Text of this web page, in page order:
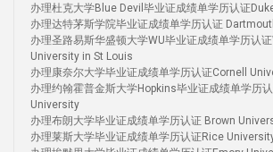
办理杜克大学Blue Devil毕业证成绩单学历认证
办理达特茅斯学院毕业证成绩单学历认证
办理圣路易斯华盛顿大学WU毕业证成绩单学历认
University in St Louis
办理康奈尔大学毕业证成绩单学历认证Cornell
办理约翰霍普金斯大学Hopkins毕业证成绩单学历
University
办理布朗大学毕业证成绩单学历认证 Brown
办理莱斯大学毕业证成绩单学历认证Rice